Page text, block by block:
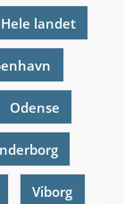
Hele landet
Odense
Viborg